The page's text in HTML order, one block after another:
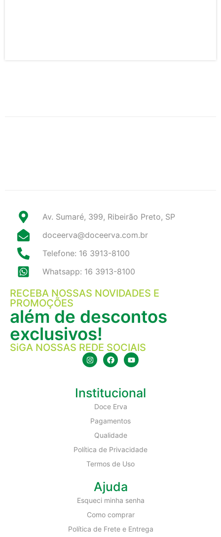
Av. Sumaré, 399, Ribeirão Preto, SP
doceerva@doceerva.com.br
Telefone: 16 3913-8100
Whatsapp: 16 3913-8100
RECEBA NOSSAS NOVIDADES E
PROMOÇÕES
além de descontos
exclusivos!
SiGA NOSSAS REDE SOCIAIS
Institucional
Doce Erva
Pagamentos
Qualidade
Política de Privacidade
Termos de Uso
Ajuda
Esqueci minha senha
Como comprar
Política de Frete e Entrega